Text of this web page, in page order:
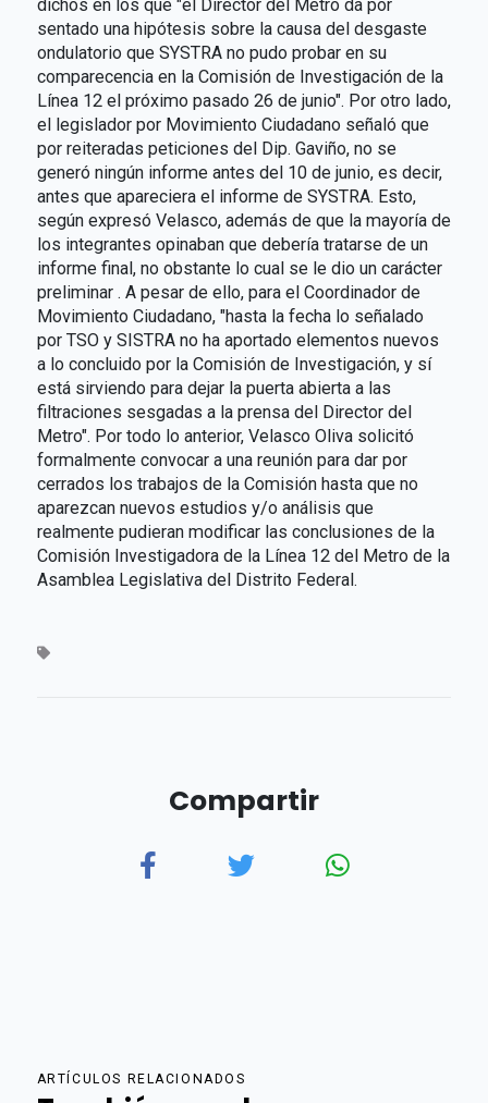
dichos en los que "el Director del Metro da por
sentado una hipótesis sobre la causa del desgaste
ondulatorio que SYSTRA no pudo probar en su
comparecencia en la Comisión de Investigación de la
Línea 12 el próximo pasado 26 de junio". Por otro lado,
el legislador por Movimiento Ciudadano señaló que
por reiteradas peticiones del Dip. Gaviño, no se
generó ningún informe antes del 10 de junio, es decir,
antes que apareciera el informe de SYSTRA. Esto,
según expresó Velasco, además de que la mayoría de
los integrantes opinaban que debería tratarse de un
informe final, no obstante lo cual se le dio un carácter
preliminar . A pesar de ello, para el Coordinador de
Movimiento Ciudadano, "hasta la fecha lo señalado
por TSO y SISTRA no ha aportado elementos nuevos
a lo concluido por la Comisión de Investigación, y sí
está sirviendo para dejar la puerta abierta a las
filtraciones sesgadas a la prensa del Director del
Metro". Por todo lo anterior, Velasco Oliva solicitó
formalmente convocar a una reunión para dar por
cerrados los trabajos de la Comisión hasta que no
aparezcan nuevos estudios y/o análisis que
realmente pudieran modificar las conclusiones de la
Comisión Investigadora de la Línea 12 del Metro de la
Asamblea Legislativa del Distrito Federal.
Compartir
ARTÍCULOS RELACIONADOS